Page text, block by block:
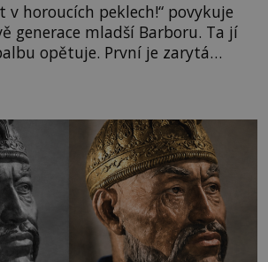
v horoucích peklech!“ povykuje
generace mladší Barboru. Ta jí
opětuje. První je zarytá
kališnice. A každá z
jedné z věží slavného hradu
boje. Za manželku má